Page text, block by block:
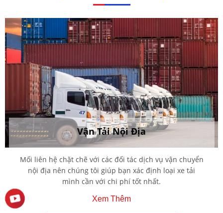
Vận Tải Nội Địa
Mối liên hệ chặt chẽ với các đối tác dịch vụ vận chuyển
nội địa nên chúng tôi giúp bạn xác định loại xe tải
mình cần với chi phí tốt nhất.
Xem Thêm